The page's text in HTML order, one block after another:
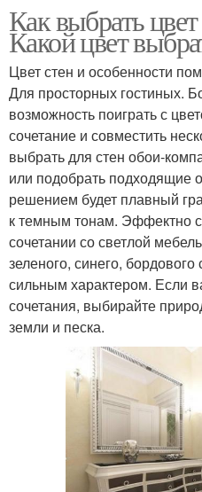
Как выбрать
Какой цвет
Цвет стен и особенности
Для просторных гостиных.
возможность поиграть с
сочетание и совместить
выбрать для стен обои-
или подобрать подходящие
решением будет плавный
к темным тонам. Эффектно
сочетании со светлой
зеленого, синего,
сильным характером. Если
сочетания, выбирайте
земли и песка.